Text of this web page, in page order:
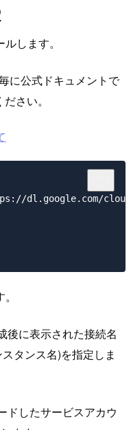
します。
に公式ドキュメントで
さい。
dl.google.com/
後に表示された接続名
タンス名)を指定しま
ドしたサービスアカウ